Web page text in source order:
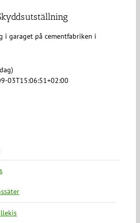
i garaget på cementfabriken i
03T15:06:51+02:00